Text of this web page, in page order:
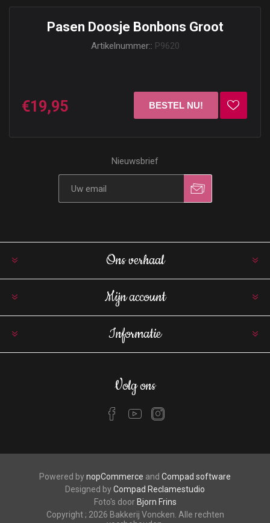
Pasen Doosje Bonbons Groot
Artikelnummer:: P9620
€19,95
Nieuwsbrief
Ons verhaal
Mijn account
Informatie
Volg ons
Powered bynopCommerce and Compad software
Designed byCompad Reclamestudio
Foto's door Bjorn Frins
Copyright ; 2026 Bakkerij Voncken. Alle rechten